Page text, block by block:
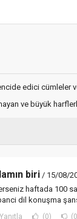
edici cümleler
ve büyük
biri / 15/08/
haftada 100
dil konuşma
Yanıtla (0)